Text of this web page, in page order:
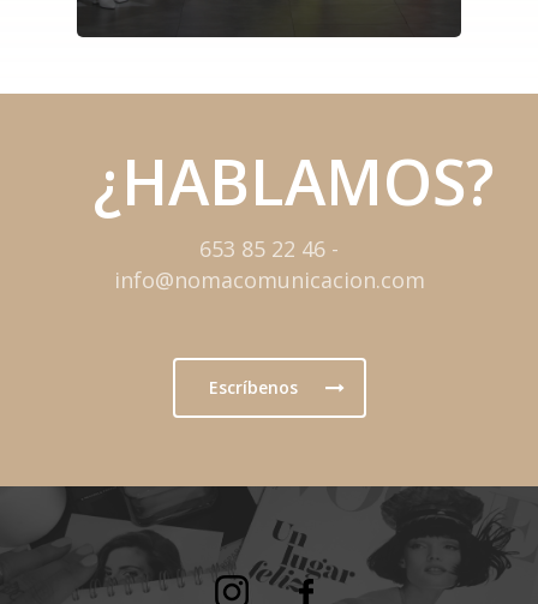
¿HABLAMOS?
653 85 22 46 -
info@nomacomunicacion.com
Escríbenos